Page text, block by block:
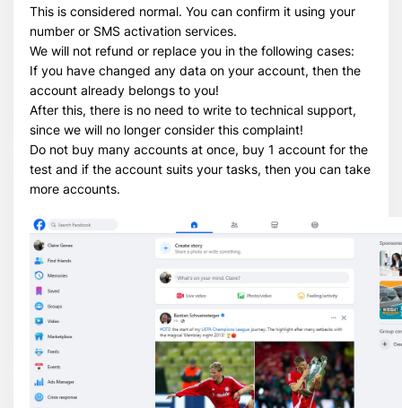
This is considered normal. You can confirm it using your
number or SMS activation services.
We will not refund or replace you in the following cases:
If you have changed any data on your account, then the
account already belongs to you!
After this, there is no need to write to technical support,
since we will no longer consider this complaint!
Do not buy many accounts at once, buy 1 account for the
test and if the account suits your tasks, then you can take
more accounts.